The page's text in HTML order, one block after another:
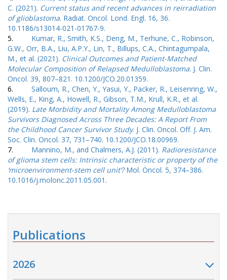
C. (2021). Current status and recent advances in reirradiation
of glioblastoma. Radiat. Oncol. Lond. Engl. 16, 36.
10.1186/s13014-021-01767-9.
5. Kumar, R., Smith, K.S., Deng, M., Terhune, C., Robinson,
G.W., Orr, B.A., Liu, A.P.Y., Lin, T., Billups, C.A., Chintagumpala,
M., et al. (2021). Clinical Outcomes and Patient-Matched
Molecular Composition of Relapsed Medulloblastoma. J. Clin.
Oncol. 39, 807–821. 10.1200/JCO.20.01359.
6. Salloum, R., Chen, Y., Yasui, Y., Packer, R., Leisenring, W.,
Wells, E., King, A., Howell, R., Gibson, T.M., Krull, K.R., et al.
(2019). Late Morbidity and Mortality Among Medulloblastoma
Survivors Diagnosed Across Three Decades: A Report From
the Childhood Cancer Survivor Study. J. Clin. Oncol. Off. J. Am.
Soc. Clin. Oncol. 37, 731–740. 10.1200/JCO.18.00969.
7. Mannino, M., and Chalmers, A.J. (2011). Radioresistance
of glioma stem cells: Intrinsic characteristic or property of the
‘microenvironment‐stem cell unit’?Mol. Oncol. 5, 374–386.
10.1016/j.molonc.2011.05.001.
Publications
2026